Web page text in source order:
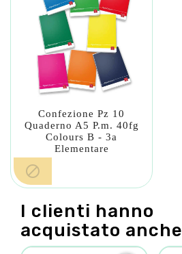
Confezione Pz 10
Quaderno A5 P.m. 40fg
Colours B - 3a
Elementare

I clienti hanno
acquistato anche